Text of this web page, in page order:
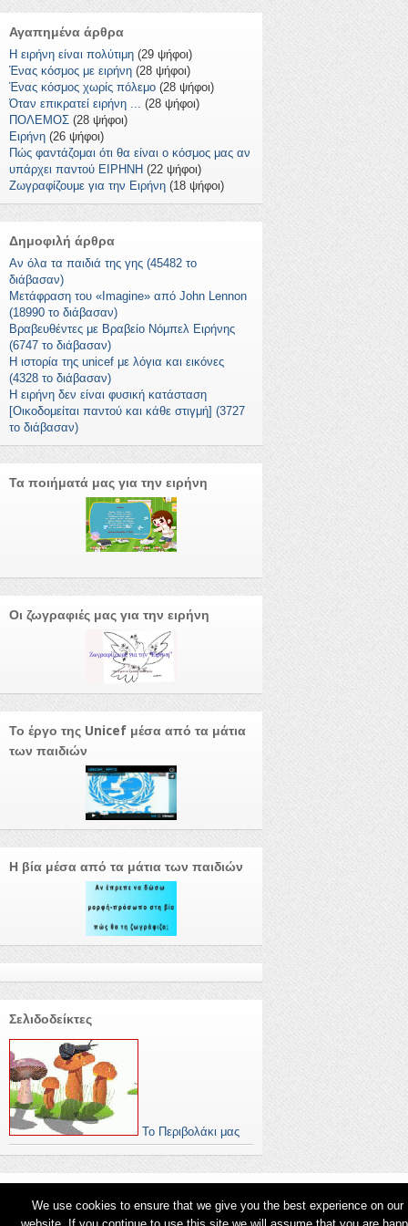
Αγαπημένα άρθρα
Η ειρήνη είναι πολύτιμη (29 ψήφοι)
Ένας κόσμος με ειρήνη (28 ψήφοι)
Ένας κόσμος χωρίς πόλεμο (28 ψήφοι)
Όταν επικρατεί ειρήνη ...
(28 ψήφοι)
ΠΟΛΕΜΟΣ (28 ψήφοι)
Ειρήνη (26 ψήφοι)
Πώς φαντάζομαι ότι θα είναι ο κόσμος μας αν
υπάρχει παντού ΕΙΡΗΝΗ (22 ψήφοι)
Ζωγραφίζουμε για την Ειρήνη (18 ψήφοι)
Δημοφιλή άρθρα
Αν όλα τα παιδιά της γης (45482 το
διάβασαν)
Μετάφραση του «Imagine» από John Lennon
(18990 το διάβασαν)
Βραβευθέντες με Βραβείο Νόμπελ Ειρήνης
(6747 το διάβασαν)
Η ιστορία της unicef με λόγια και εικόνες
(4328 το διάβασαν)
Η ειρήνη δεν είναι φυσική κατάσταση
[Οικοδομείται παντού και κάθε στιγμή] (3727
το διάβασαν)
Τα ποιήματά μας για την ειρήνη
Οι ζωγραφιές μας για την ειρήνη
Το έργο της Unicef μέσα από τα μάτια
των παιδιών
Η βία μέσα από τα μάτια των παιδιών
Σελιδοδείκτες
Το Περιβολάκι μας
We use cookies to ensure that we give you the best experience on our